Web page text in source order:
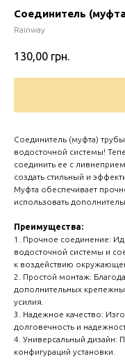
Соединитель
Rainway
130,00 грн.
Соединитель (муфта)
водосточной системы!
соединить ее с
создать стильный и
Муфта обеспечивает
использовать
Преимущества:
1. Прочное соединение:
водосточной системы и
к воздействию
2. Простой монтаж:
дополнительных
усилия.
3. Надежное качество:
долговечность и
4. Универсальный дизайн:
конфигураций установки.